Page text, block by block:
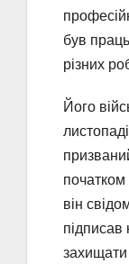
був
різних
Його
він
підписав